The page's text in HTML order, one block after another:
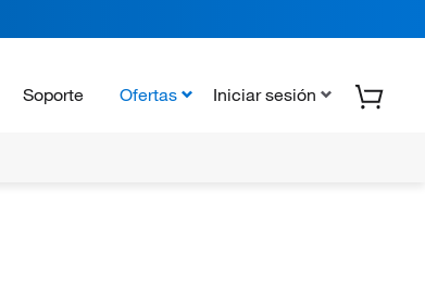
Soporte Ofertas Iniciar sesión